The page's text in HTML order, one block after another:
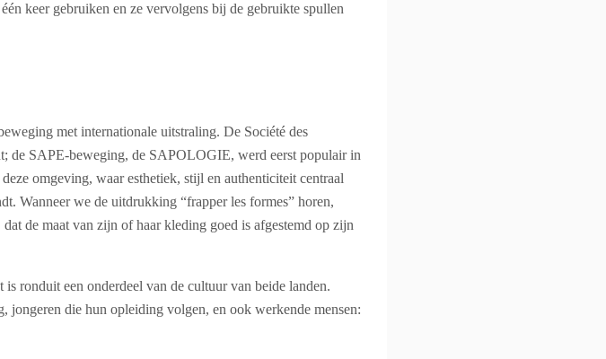
keer gebruiken en ze vervolgens bij de gebruikte spullen
met internationale uitstraling. De Société des
de SAPE-beweging, de SAPOLOGIE, werd eerst populair in
omgeving, waar esthetiek, stijl en authenticiteit centraal
Wanneer we de uitdrukking “frapper les formes” horen,
de maat van zijn of haar kleding goed is afgestemd op zijn
ronduit een onderdeel van de cultuur van beide landen.
jongeren die hun opleiding volgen, en ook werkende mensen: